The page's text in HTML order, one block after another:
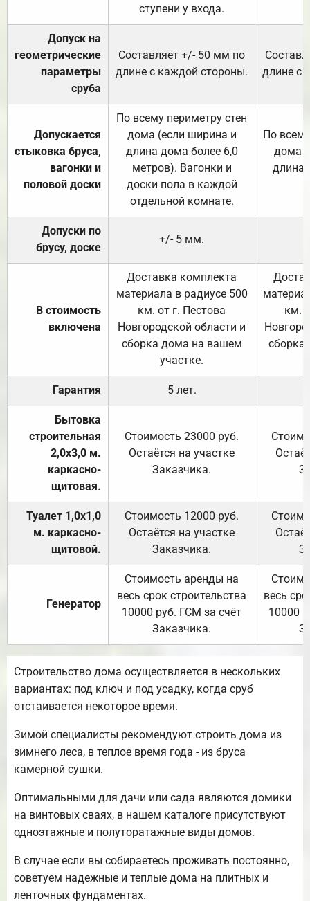
ступени у входа.
Допуск на
геометрические
параметры
сруба
Составляет +/- 50 мм по
длине с каждой стороны.
длине с
Допускается
стыковка бруса,
вагонки и
половой доски
По всему периметру стен
дома (если ширина и
длина дома более 6,0
метров). Вагонки и
доски пола в каждой
отдельной комнате.
По
дома
длина
Допуски по
брусу, доске
+/- 5 мм.
В стоимость
включена
Доставка комплекта
материала в радиусе 500
км. от г. Пестова
Новгородской области и
сборка дома на вашем
участке.
км.
Гарантия 5 лет.
Бытовка
строительная
2,0х3,0 м.
каркасно-
щитовая.
Стоимость 23000 руб.
Остаётся на участке
Заказчика.
Туалет 1,0х1,0
м. каркасно-
щитовой.
Стоимость 12000 руб.
Остаётся на участке
Заказчика.
Генератор
Стоимость аренды на
весь срок строительства
10000 руб. ГСМ за счёт
Заказчика.
весь
10000
Строительство дома осуществляется в нескольких
вариантах: под ключ и под усадку, когда сруб
отстаивается некоторое время.
Зимой специалисты рекомендуют строить дома из
зимнего леса, в теплое время года - из бруса
камерной сушки.
Оптимальными для дачи или сада являются домики
на винтовых сваях, в нашем каталоге присутствуют
одноэтажные и полуторатажные виды домов.
В случае если вы собираетесь проживать постоянно,
советуем надежные и теплые дома на плитных и
ленточных фундаментах.